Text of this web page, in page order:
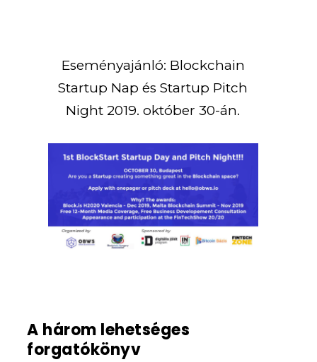
Eseményajánló: Blockchain
Startup Nap és Startup Pitch
Night 2019. október 30-án.
A három lehetséges
forgatókönyv